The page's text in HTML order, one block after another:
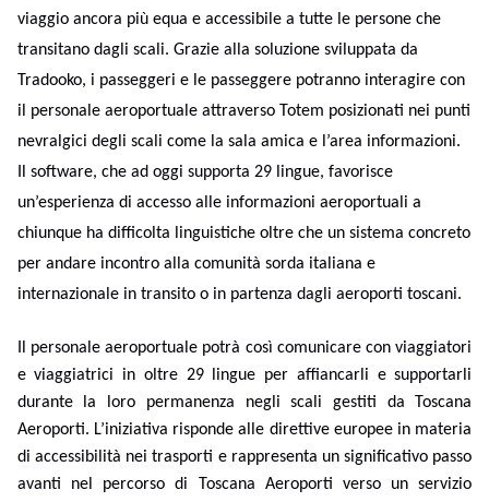
viaggio ancora più equa e accessibile a tutte le persone che
transitano dagli scali. Grazie alla soluzione sviluppata da
Tradooko, i passeggeri e le passeggere potranno interagire con
il personale aeroportuale attraverso Totem posizionati nei punti
nevralgici degli scali come la sala amica e l’area informazioni.
Il software, che ad oggi supporta 29 lingue, favorisce
un’esperienza di accesso alle informazioni aeroportuali a
chiunque ha difficolta linguistiche oltre che un sistema concreto
per andare incontro alla comunità sorda italiana e
internazionale in transito o in partenza dagli aeroporti toscani.
Il personale aeroportuale potrà così comunicare con viaggiatori
e viaggiatrici in oltre 29 lingue per affiancarli e supportarli
durante la loro permanenza negli scali gestiti da Toscana
Aeroporti. L’iniziativa risponde alle direttive europee in materia
di accessibilità nei trasporti e rappresenta un significativo passo
avanti nel percorso di Toscana Aeroporti verso un servizio